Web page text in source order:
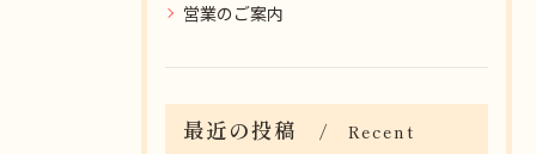
営業のご案内
最近の投稿
Recent